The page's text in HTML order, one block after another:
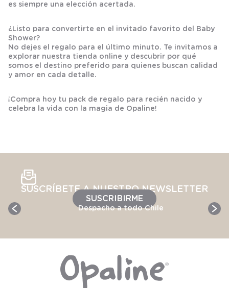
es siempre una elección acertada.
¿Listo para convertirte en el invitado favorito del Baby
Shower?
No dejes el regalo para el último minuto. Te invitamos a
explorar nuestra tienda online y descubrir por qué
somos el destino preferido para quienes buscan calidad
y amor en cada detalle.
¡Compra hoy tu pack de regalo para recién nacido y
celebra la vida con la magia de Opaline!
SUSCRÍBETE A NUESTRO NEWSLETTER
SUSCRIBIRME
Despacho a todo Chile